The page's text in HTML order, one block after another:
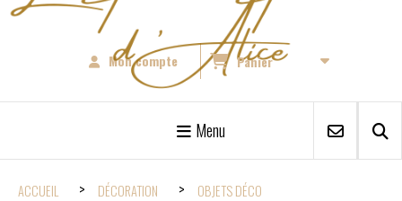
Mon compte Panier
Menu
ACCUEIL DÉCORATION
OBJETS DÉCO